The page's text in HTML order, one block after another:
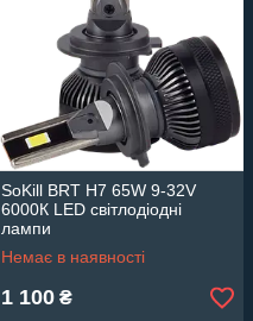
SoKill BRT H7 65W 9-32V
6000К LED світлодіодні
лампи
Немає в наявності
1 100 ₴